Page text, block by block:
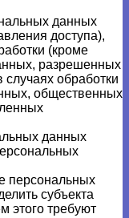
данных
доступа),
(кроме
разрешенных
обработки
общественных
данных
персональных
субъекта
этого требуют